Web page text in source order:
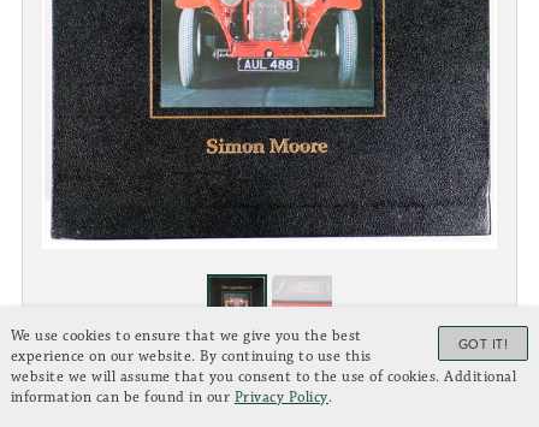
ALFA ROMEO
GOT IT!
We use cookies to ensure that we give you the best
experience on our website. By continuing to use this
website we will assume that you consent to the use of cookies. Additional
information can be found in our Privacy Policy.